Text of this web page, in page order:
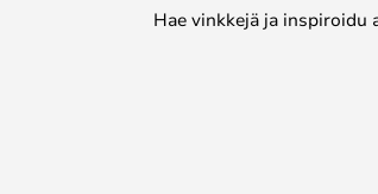
Hae vinkkejä ja inspiroidu